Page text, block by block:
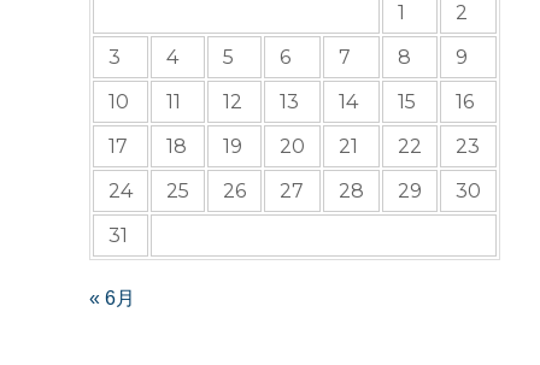
1
2
3
4 5 6 7 8
9
10
11 12 13 14 15
16
17
18 19 20 21 22
23
24
25 26 27 28 29
30
31
« 6月